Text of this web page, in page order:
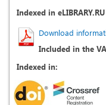
Indexed in eLIBRARY.RU
Download
Included in the
Indexed in: